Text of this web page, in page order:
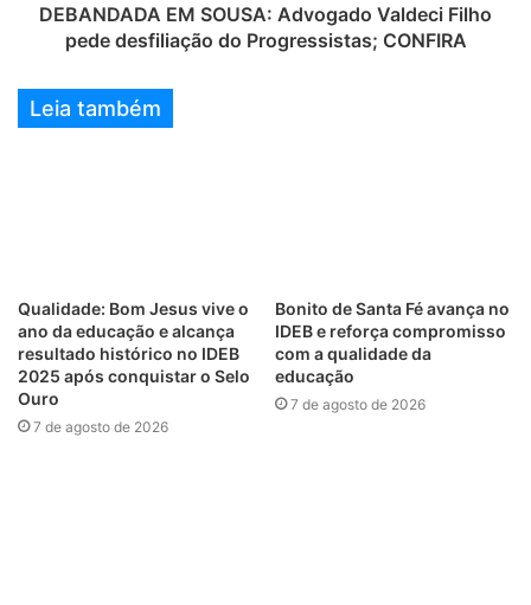
DEBANDADA EM SOUSA: Advogado Valdeci Filho
pede desfiliação do Progressistas; CONFIRA
Leia também
Qualidade: Bom Jesus vive o
ano da educação e alcança
resultado histórico no IDEB
2025 após conquistar o Selo
Ouro
7 de agosto de 2026
Bonito de Santa Fé avança no
IDEB e reforça compromisso
com a qualidade da
educação
7 de agosto de 2026